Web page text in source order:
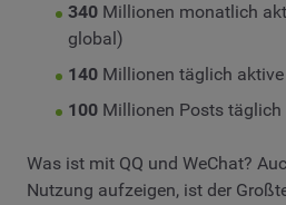
340Millionen monatlich
global)
140Millionen täglich aktive
100Millionen Posts täglich
Was ist mit QQ und WeChat?
Nutzung aufzeigen, ist der